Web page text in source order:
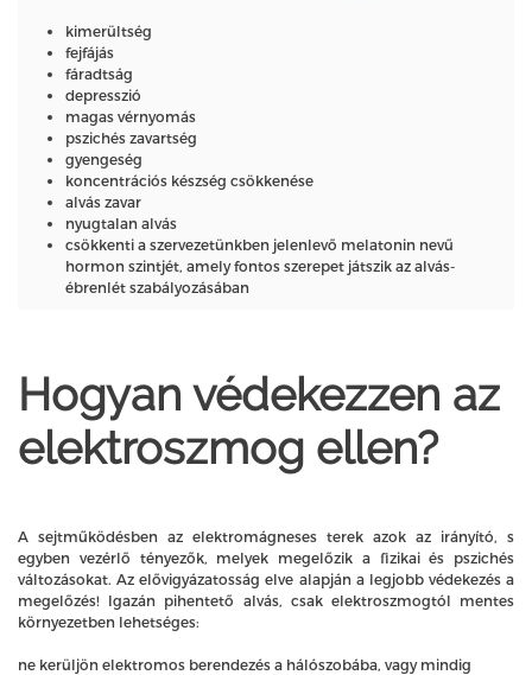
kimerültség
fejfájás
fáradtság
depresszió
magas vérnyomás
pszichés zavartség
gyengeség
koncentrációs készség csökkenése
alvás zavar
nyugtalan alvás
csökkenti a szervezetünkben jelenlevő melatonin nevű
hormon szintjét, amely fontos szerepet játszik az alvás-
ébrenlét szabályozásában
Hogyan védekezzen az
elektroszmog ellen?
A sejtműködésben az elektromágneses terek azok az irányító, s
egyben vezérlő tényezők, melyek megelőzik a fizikai és pszichés
változásokat. Az elővigyázatosság elve alapján a legjobb védekezés a
megelőzés! Igazán pihentető alvás, csak elektroszmogtól mentes
környezetben lehetséges:
ne kerüljön elektromos berendezés a hálószobába, vagy mindig